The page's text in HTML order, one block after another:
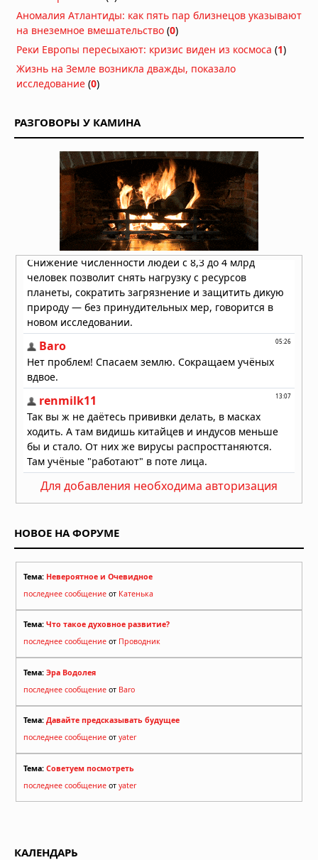
Подводный супервулкан Кикай
заполняется свежей магмой: новое
исследование раскрывает механизм
перезарядки гигантских кальдер
01.08.2026 в 08:30
31.07.2026 в 08:20
Лесные пожары объявлены
«угрозой национальной
безопасности» в Европе, пламя
распространилось на Грецию и
Великобританию
30.07.2026 в 13:57
Бразилию накрыли мощные
ураганы: пять человек погибли,
тысячи людей не смогли добраться
до дома
30.07.2026 в 12:02
Землетрясение в Японии: число
погибших достигло 13, спасатели
29.07.2026 в 13:51
Аномалия Атлантиды: как пять пар близнецов указывают
на внеземное вмешательство (0)
Реки Европы пересыхают: кризис виден из космоса (1)
Жизнь на Земле возникла дважды, показало
исследование (0)
РАЗГОВОРЫ У КАМИНА
Для добавления необходима авторизация
НОВОЕ НА ФОРУМЕ
Тема: Невероятное и Очевидное
последнее сообщение от Катенька
Тема: Что такое духовное развитие?
последнее сообщение от Проводник
Тема: Эра Водолея
последнее сообщение от Baro
Тема: Давайте предсказывать будущее
последнее сообщение от yater
Тема: Советуем посмотреть
последнее сообщение от yater
КАЛЕНДАРЬ